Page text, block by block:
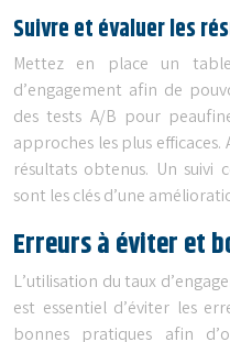
Suivre et évaluer les
Mettez en place un
d’engagement afin de
des tests A/B pour
approches les plus
résultats obtenus. Un
sont les clés d’une
Erreurs à éviter et
L’utilisation du taux
est essentiel d’éviter les
bonnes pratiques afin